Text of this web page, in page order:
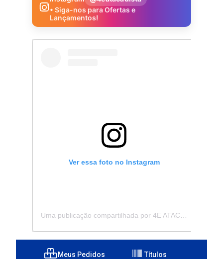
• Siga-nos para Ofertas e
Lançamentos!
Ver essa foto no Instagram
Meus Pedidos Títulos